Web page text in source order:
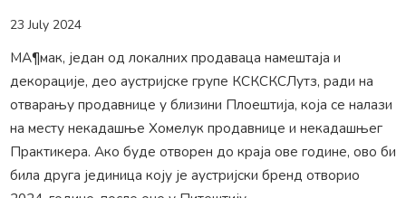
23 July 2024
МА¶мак, један од локалних продаваца намештаја и
декорације, део аустријске групе КСКСКСЛутз, ради на
отварању продавнице у близини Плоештија, која се налази
на месту некадашње Хомелук продавнице и некадашњег
Практикера. Ако буде отворен до краја ове године, ово би
била друга јединица коју је аустријски бренд отворио